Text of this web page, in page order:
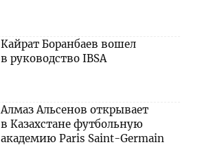
Кайрат Боранбаев вошел
в руководство IBSA
Алмаз Альсенов открывает
в Казахстане футбольную
академию Paris Saint-Germain